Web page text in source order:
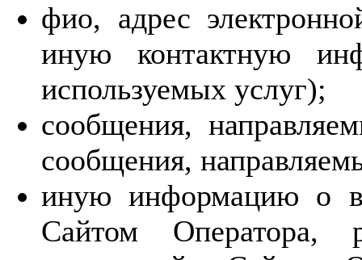
фио, адрес
иную контактную
используемых услуг);
сообщения,
сообщения,
иную информацию о
Сайтом Оператора,